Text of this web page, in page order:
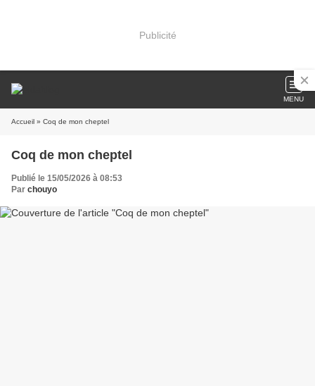
Publicité
MENU
Accueil » Coq de mon cheptel
Coq de mon cheptel
Publié le 15/05/2026 à 08:53
Par chouyo